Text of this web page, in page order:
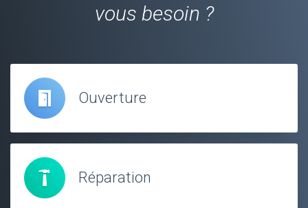
vous besoin ?
Ouverture
Réparation